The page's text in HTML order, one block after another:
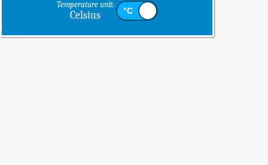
Temperature unit:
Celsius